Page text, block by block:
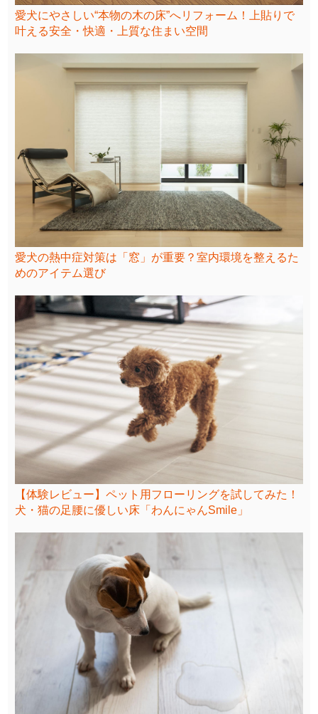
愛犬にやさしい“本物の木の床”へリフォーム！上貼りで
叶える安全・快適・上質な住まい空間
愛犬の熱中症対策は「窓」が重要？室内環境を整えるた
めのアイテム選び
【体験レビュー】ペット用フローリングを試してみた！
犬・猫の足腰に優しい床「わんにゃんSmile」